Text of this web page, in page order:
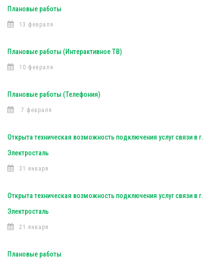
Плановые работы
13 февраля
Плановые работы (Интерактивное ТВ)
10 февраля
Плановые работы (Телефония)
7 февраля
Открыта техническая возможность подключения услуг связи в г.
Электросталь
31 января
Открыта техническая возможность подключения услуг связи в г.
Электросталь
21 января
Плановые работы